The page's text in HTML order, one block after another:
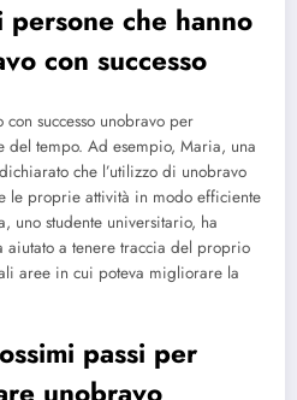
persone che hanno
con successo
successo unobravo per
tempo. Ad esempio, Maria, una
che l’utilizzo di unobravo
le proprie attività in modo efficiente
uno studente universitario, ha
aiutato a tenere traccia del proprio
aree in cui poteva migliorare la
passi per